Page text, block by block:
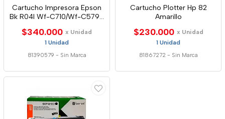
Cartucho Impresora Epson
Bk R04l Wf-C710/Wf-C5790
$340.000 x Unidad
1 Unidad
81390579 - Sin Marca
Cartucho Plotter Hp 82
Amarillo
$230.000 x Unidad
1 Unidad
81867272 - Sin Marca